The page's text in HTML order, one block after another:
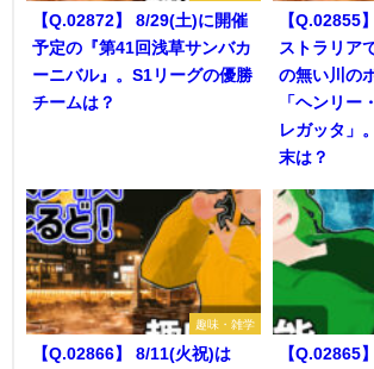
【Q.02872】 8/29(土)に開催
予定の『第41回浅草サンバカ
ーニバル』。S1リーグの優勝
チームは？
【Q.02855
ストラリア
の無い川の
「ヘンリー
レガッタ」
末は？
趣味・雑学
【Q.02866】 8/11(火祝)は
【Q.02865